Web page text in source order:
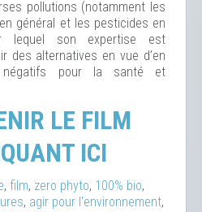
pollutions (notamment les
général et les pesticides en
lequel son expertise est
des alternatives en vue d’en
négatifs pour la santé et
LE FILM
ICI
, film, zero phyto, 100% bio,
, agir pour l'environnement,